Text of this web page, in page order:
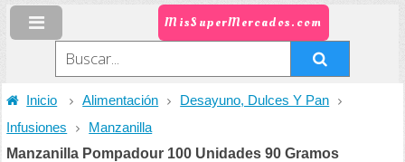
MisSuperMercados.com
Inicio Alimentación
Desayuno, Dulces Y Pan
Infusiones
Manzanilla
Manzanilla Pompadour 100 Unidades 90 Gramos